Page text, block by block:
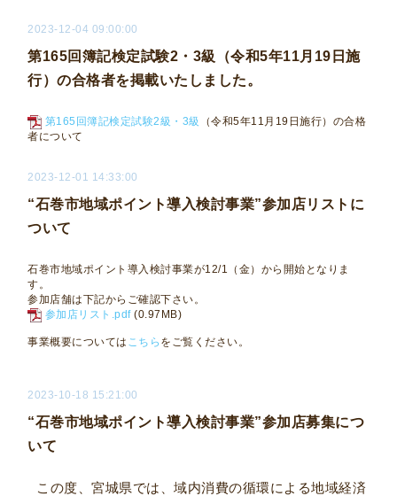
2023-12-04 09:00:00
第165回簿記検定試験2・3級（令和5年11月19日施
行）の合格者を掲載いたしました。
第165回簿記検定試験2級・3級
（令和5年11月19日施行）の合格
者について
2023-12-01 14:33:00
“石巻市地域ポイント導入検討事業”参加店リストに
ついて
石巻市地域ポイント導入検討事業が12/1（金）から開始となりま
す。
参加店舗は下記からご確認下さい。
参加店リスト.pdf (0.97MB)
事業概要については こちら をご覧ください。
2023-10-18 15:21:00
“石巻市地域ポイント導入検討事業”参加店募集につ
いて
この度、宮城県では、域内消費の循環による地域経済